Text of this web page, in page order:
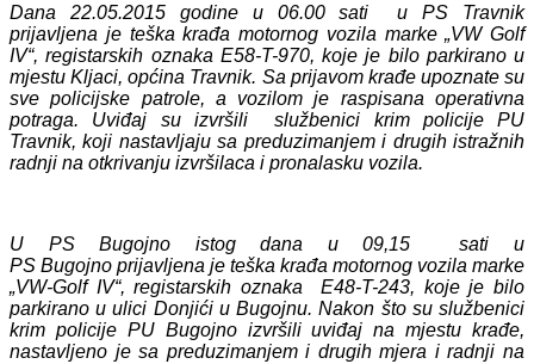
Dana 22.05.2015 godine u 06.00 sati u PS Travnik
prijavljena je teška krađa motornog vozila marke „VW Golf
IV“, registarskih oznaka E58-T-970, koje je bilo parkirano u
mjestu Kljaci, općina Travnik. Sa prijavom krađe upoznate su
sve policijske patrole, a vozilom je raspisana operativna
potraga. Uviđaj su izvršili službenici krim policije PU
Travnik, koji nastavljaju sa preduzimanjem i drugih istražnih
radnji na otkrivanju izvršilaca i pronalasku vozila.
U PS Bugojno istog dana u09,15satiu
PS Bugojno prijavljena je teška krađa motornog vozila marke
„VW-Golf IV“, registarskih oznaka E48-T-243, koje je bilo
parkirano u ulici Donjići u Bugojnu. Nakon što su službenici
krim policije PU Bugojno izvršili uviđaj na mjestu krađe,
nastavljeno je sa preduzimanjem i drugih mjera i radnji na